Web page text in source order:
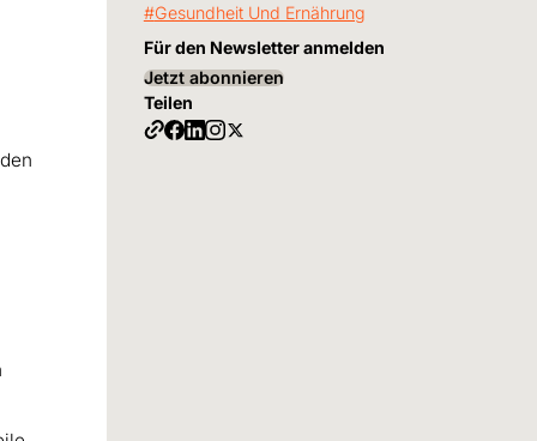
Gesundheit Und Ernährung
Für den Newsletter anmelden
Jetzt abonnieren
Teilen